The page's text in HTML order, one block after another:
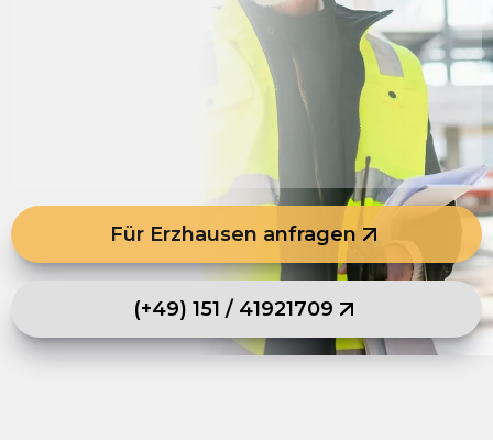
Für Erzhausen anfragen
(+49) 151 / 41921709